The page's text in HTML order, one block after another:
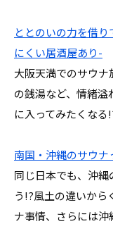
ととのいの力を借
にくい居酒屋あり-
大阪天満でのサウ
の銭湯など、情緒
に入ってみたくなる
南国・沖縄のサウナ
同じ日本でも、沖
う!?風土の違いから
ナ事情、さらには沖